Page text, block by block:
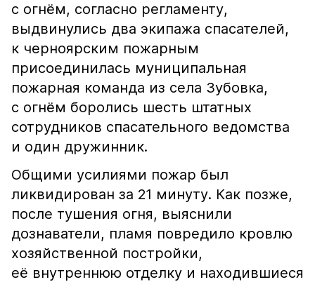
с огнём, согласно регламенту,
выдвинулись два экипажа спасателей,
к черноярским пожарным
присоединилась муниципальная
пожарная команда из села Зубовка,
с огнём боролись шесть штатных
сотрудников спасательного ведомства
и один дружинник.
Общими усилиями пожар был
ликвидирован за 21 минуту. Как позже,
после тушения огня, выяснили
дознаватели, пламя повредило кровлю
хозяйственной постройки,
её внутреннюю отделку и находившиеся